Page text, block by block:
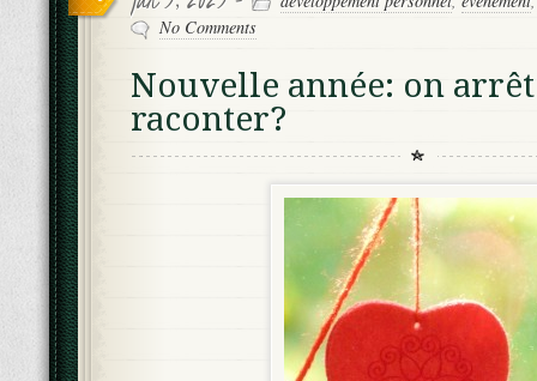
No Comments
Nouvelle année: on
raconter?